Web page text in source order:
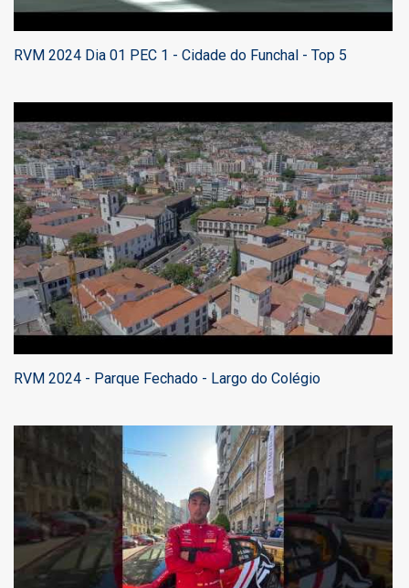
RVM 2024 Dia 01 PEC 1 - Cidade do Funchal - Top 5
RVM 2024 - Parque Fechado - Largo do Colégio